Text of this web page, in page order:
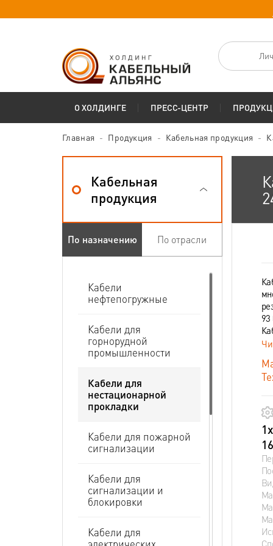
О ХОЛДИНГЕ ПРЕСС-ЦЕНТР
Главная Продукция Кабельная продукция
Кабельная
продукция
По назначению По отрасли
Кабели
нефтепогружные
Кабели для
горнорудной
промышленности
Кабели для
нестационарной
прокладки
Кабели для пожарной
сигнализации
Кабели для
сигнализации и
блокировки
Кабели для